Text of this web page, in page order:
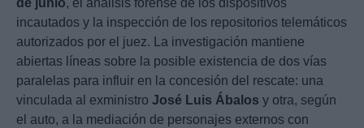
de junio, el análisis forense de los dispositivos
incautados y la inspección de los repositorios telemáticos
autorizados por el juez. La investigación mantiene
abiertas líneas sobre la posible existencia de dos vías
paralelas para influir en la concesión del rescate: una
vinculada al exministro José Luis Ábalos y otra, según
el auto, a la mediación de personajes externos con